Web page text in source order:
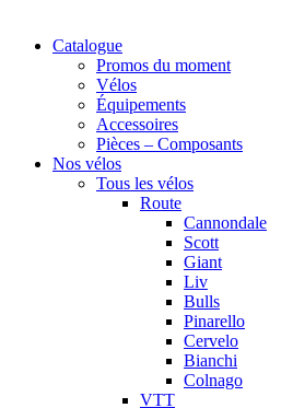
Catalogue
Promos du moment
Vélos
Équipements
Accessoires
Pièces – Composants
Nos vélos
Tous les vélos
Route
Cannondale
Scott
Giant
Liv
Bulls
Pinarello
Cervelo
Bianchi
Colnago
VTT